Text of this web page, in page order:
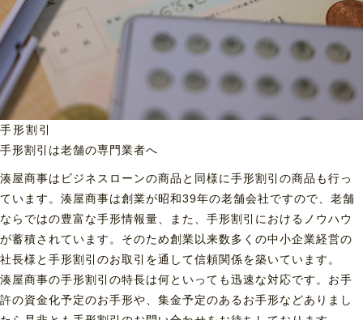
手形割引
手形割引は老舗の専門業者へ
湊屋商事はビジネスローンの商品と同様に手形割引の商品も行っ
ています。湊屋商事は創業が昭和39年の老舗会社ですので、老舗
ならではの豊富な手形情報量、また、手形割引におけるノウハウ
が蓄積されています。そのため創業以来数多くの中小企業経営の
社長様と手形割引のお取引を通して信頼関係を築いています。
湊屋商事の手形割引の特長は何といっても迅速な対応です。お手
許の資金化予定のお手形や、集金予定のあるお手形などありまし